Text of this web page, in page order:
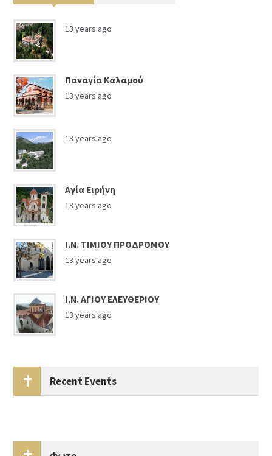
13 years ago
Παναγία Καλαμού
13 years ago
13 years ago
Αγία Ειρήνη
13 years ago
Ι.Ν. ΤΙΜΙΟΥ ΠΡΟΔΡΟΜΟΥ
13 years ago
Ι.Ν. ΑΓΙΟΥ ΕΛΕΥΘΕΡΙΟΥ
13 years ago
Recent Events